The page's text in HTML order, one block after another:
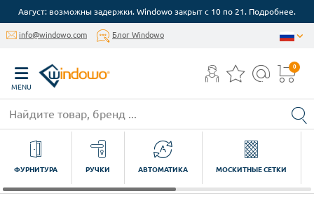
Август: возможны задержки. Windowo закрыт с 10 по 21. Подробнее.
info@windowo.com Блог Windowo
MENU
0
ФУРНИТУРА РУЧКИ АВТОМАТИКА МОСКИТНЫЕ СЕТКИ